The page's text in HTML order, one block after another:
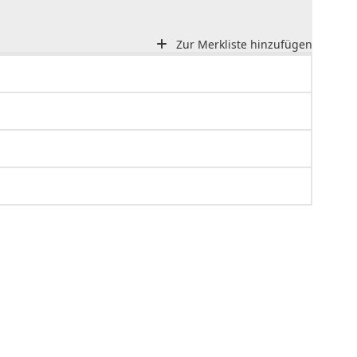
Zur Merkliste hinzufügen